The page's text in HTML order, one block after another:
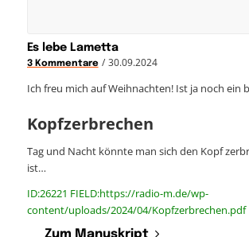
Es lebe Lametta
3 Kommentare / 30.09.2024
Ich freu mich auf Weihnachten! Ist ja noch ein
Kopfzerbrechen
Tag und Nacht könnte man sich den Kopf
ist…
ID:26221 FIELD:https://radio-m.de/wp-
content/uploads/2024/04/Kopfzerbrechen.pdf